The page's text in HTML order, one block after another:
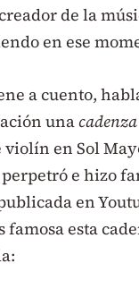
de la
en ese
a cuento,
unacadenza
en Sol
e hizo
en
famosa esta